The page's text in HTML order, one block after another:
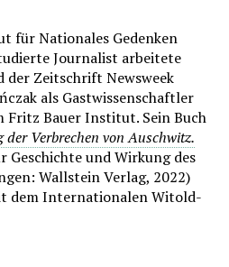
für Nationales Gedenken
Journalist arbeitete
der Zeitschrift Newsweek
als Gastwissenschaftler
Fritz Bauer Institut. Sein Buch
Verbrechen von Auschwitz.
Geschichte und Wirkung des
Wallstein Verlag, 2022)
dem Internationalen Witold-